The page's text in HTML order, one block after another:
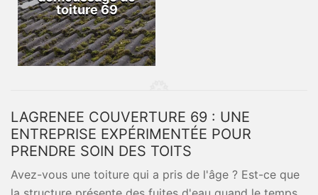
toiture 69
LAGRENEE COUVERTURE 69 : UNE
ENTREPRISE EXPÉRIMENTÉE POUR
PRENDRE SOIN DES TOITS
Avez-vous une toiture qui a pris de l'âge ? Est-ce que